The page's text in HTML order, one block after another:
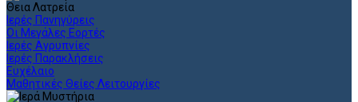
Θεια Λατρεία
Ιερές Πανηγύρεις
Οι Μεγάλες Εορτές
Ιερές Αγρυπνίες
Ιερές Παρακλήσεις
Ευχέλαιο
Μαθητικές Θείες Λειτουργίες